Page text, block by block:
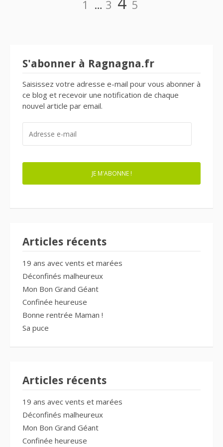
1 … 3 5
S'abonner à Ragnagna.fr
Saisissez votre adresse e-mail pour vous abonner à
ce blog et recevoir une notification de chaque
nouvel article par email.
MAIL
JE M'ABONNE !
Articles récents
19 ans avec vents et marées
Déconfinés malheureux
Mon Bon Grand Géant
Confinée heureuse
Bonne rentrée Maman !
Sa puce
Articles récents
19 ans avec vents et marées
Déconfinés malheureux
Mon Bon Grand Géant
Confinée heureuse